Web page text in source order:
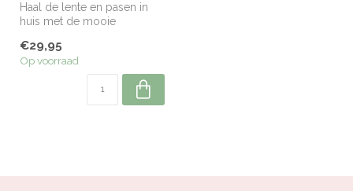
Haal de lente en pasen in
huis met de mooie
van Räder.
€29,95
Op voorraad